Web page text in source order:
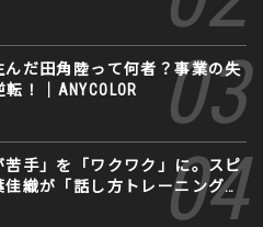
んだ田角陸って何者？事業の失
！｜ANYCOLOR
苦手」を「ワクワク」に。スピ
織が「話し方トレーニング」